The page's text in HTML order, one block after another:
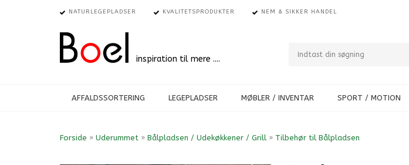
NATURLEGEPLADSER KVALITETSPRODUKTER NEM & SIKKER HANDEL
inspiration til mere ....
AFFALDSSORTERING LEGEPLADSER MØBLER / INVENTAR SPORT / MOTION
Forside » Uderummet » Bålpladsen / Udekøkkener / Grill» Tilbehør til Bålpladsen